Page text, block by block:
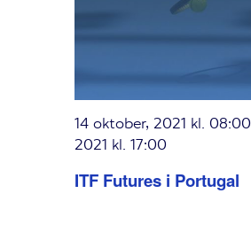
ITF Futures i Portugal
14 oktober, 2021 kl. 08:00
2021 kl. 17:00